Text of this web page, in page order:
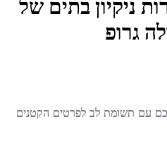
ניקיון בתים של
גרופ
עם תשומת לב לפרטים הקטנים